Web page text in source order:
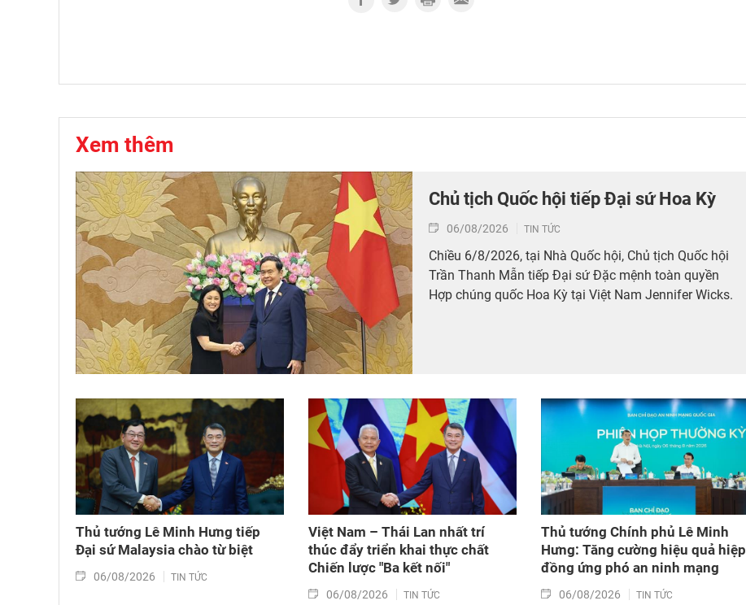
Xem thêm
Chủ tịch Quốc hội tiếp Đại sứ Hoa Kỳ
06/08/2026 TIN TỨC
Chiều 6/8/2026, tại Nhà Quốc hội, Chủ tịch Quốc hội
Trần Thanh Mẫn tiếp Đại sứ Đặc mệnh toàn quyền
Hợp chúng quốc Hoa Kỳ tại Việt Nam Jennifer Wicks.
Thủ tướng Lê Minh Hưng tiếp
Đại sứ Malaysia chào từ biệt
06/08/2026 TIN TỨC
Việt Nam – Thái Lan nhất trí
thúc đẩy triển khai thực chất
Chiến lược "Ba kết nối"
06/08/2026 TIN TỨC
Thủ tướng Chính phủ Lê Minh
Hưng: Tăng cường hiệu quả hiệp
đồng ứng phó an ninh mạng
06/08/2026 TIN TỨC